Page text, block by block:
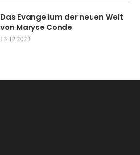
Das Evangelium der neuen Welt
von Maryse Conde
13.12.2023